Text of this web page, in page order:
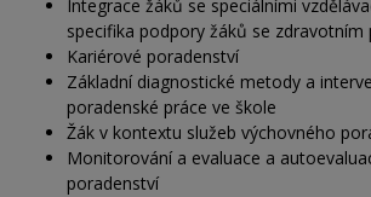
Integrace žáků se speciálními
specifika podpory žáků se zdravotním
Kariérové poradenství
Základní diagnostické metody a
poradenské práce ve škole
Žák v kontextu služeb výchovného
Monitorování a evaluace a
poradenství